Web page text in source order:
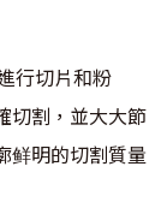
行切片和粉
切割，並大大節
鲜明的切割質量